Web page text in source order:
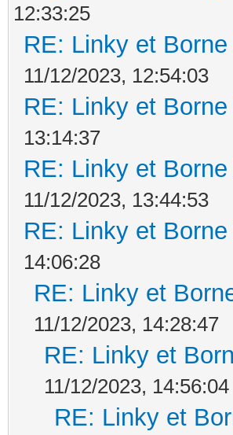
12:33:25
RE: Linky et
11/12/2023, 12:54:03
RE: Linky et
13:14:37
RE: Linky et
11/12/2023, 13:44:53
RE: Linky et
14:06:28
RE: Linky et
11/12/2023, 14:28:47
RE: Linky et
11/12/2023, 14:56:04
RE: Linky et